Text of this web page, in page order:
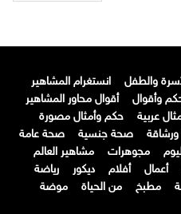
والطفل
انستغرام المشاهير
وأقوال
أقوال محاور المشاهير
عربية
حكم وأمثال مصورة
صحة جنسية
صحة عامة
مجوهرات
مشاهير العالم
أعمال أفلام ديكور
رياضة
مطبخ من الحياة موضة